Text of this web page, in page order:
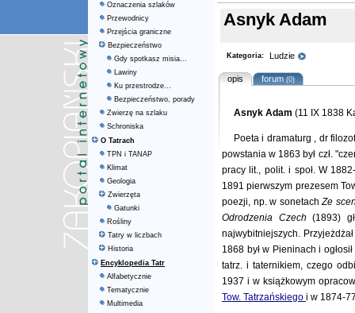
Oznaczenia szlaków
Przewodnicy
Przejścia graniczne
Bezpieczeństwo
Gdy spotkasz misia...
Lawiny
Ku przestrodze...
Bezpieczeństwo, porady
Zwierzę na szlaku
Schroniska
O Tatrach
TPN i TANAP
Klimat
Geologia
Zwierzęta
Gatunki
Rośliny
Tatry w liczbach
Historia
Encyklopedia Tatr
Alfabetycznie
Tematycznie
Multimedia
Asnyk Adam
Kategoria: Ludzie
opis forum(0)
Asnyk Adam (11 IX 1838
Poeta i dramaturg , dr
powstania w 1863 był czł.
pracy lit., polit. i społ. W
1891 pierwszym prezesem
poezji, np. w sonetachZe
Odrodzenia Czech (1893)
najwybitniejszych.
1868 był w Pieninach i
tatrz. i taternikiem, czego
1937 i w książkowym
Tow. Tatrzańskiego i w 1874-